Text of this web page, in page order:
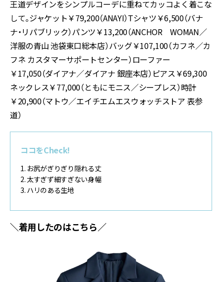
王道デザインをシンプルコーデに重ねてカッコよく着こな
して。ジャケット￥79,200（ANAYI）Tシャツ￥6,500（バナ
ナ・リパブリック）パンツ￥13,200（ANCHOR WOMAN／
洋服の青山 池袋東口総本店）バッグ￥107,100（カフネ／カ
フネ カスタマーサポートセンター）ローファー
￥17,050（ダイアナ／ダイアナ 銀座本店）ピアス￥69,300
ネックレス￥77,000（ともにモニス／シープレス）時計
￥20,900（マトウ／エイチエムエスウォッチストア 表参
道）
ココをCheck!
1. お尻がぎりぎり隠れる丈
2. 太すぎず細すぎない身幅
3. ハリのある生地
＼着用したのはこちら／